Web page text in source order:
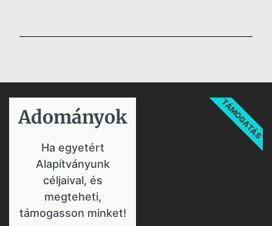
Adományok​
Ha egyetért
Alapítványunk
céljaival, és
megteheti,
támogasson minket!
TÁMOGATÁS